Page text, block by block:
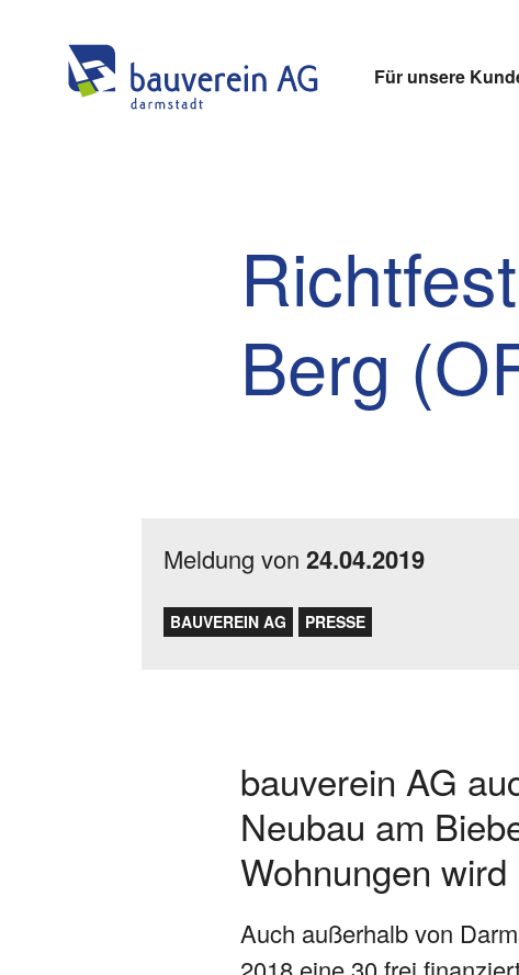
Für unsere
Meldung von 24.04.2019
BAUVEREIN AG PRESSE
Berg
bauverein AG
Neubau am
Wohnungen
Auch außerhalb von